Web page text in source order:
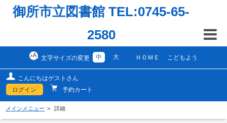
御所市立図書館 TEL:0745-65-
2580
文字サイズの変更 中 大 ＨＯＭＥ こどもよう
こんにちはゲストさん
ログイン
予約カート
メインメニュー 詳細